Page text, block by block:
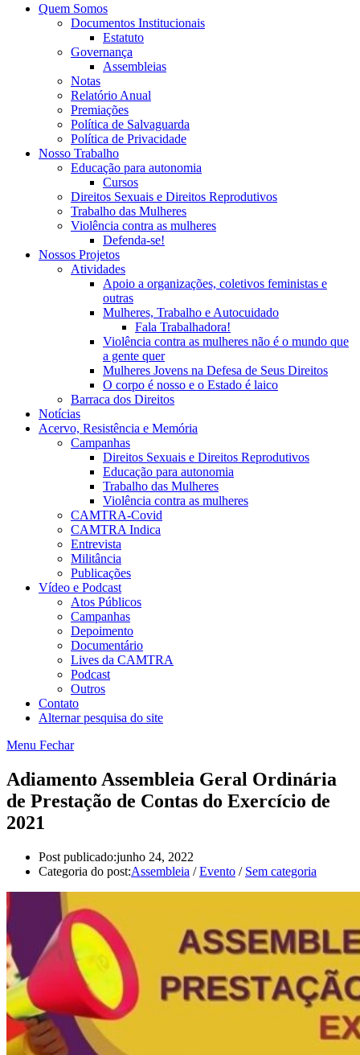
Quem Somos
Documentos Institucionais
Estatuto
Governança
Assembleias
Notas
Relatório Anual
Premiações
Política de Salvaguarda
Política de Privacidade
Nosso Trabalho
Educação para autonomia
Cursos
Direitos Sexuais e Direitos Reprodutivos
Trabalho das Mulheres
Violência contra as mulheres
Defenda-se!
Nossos Projetos
Atividades
Apoio a organizações, coletivos feministas e
outras
Mulheres, Trabalho e Autocuidado
Fala Trabalhadora!
Violência contra as mulheres não é o mundo que
a gente quer
Mulheres Jovens na Defesa de Seus Direitos
O corpo é nosso e o Estado é laico
Barraca dos Direitos
Notícias
Acervo, Resistência e Memória
Campanhas
Direitos Sexuais e Direitos Reprodutivos
Educação para autonomia
Trabalho das Mulheres
Violência contra as mulheres
CAMTRA-Covid
CAMTRA Indica
Entrevista
Militância
Publicações
Vídeo e Podcast
Atos Públicos
Campanhas
Depoimento
Documentário
Lives da CAMTRA
Podcast
Outros
Contato
Alternar pesquisa do site
Menu Fechar
Adiamento Assembleia Geral Ordinária
de Prestação de Contas do Exercício de
2021
Post publicado:junho 24, 2022
Categoria do post:Assembleia / Evento / Sem categoria